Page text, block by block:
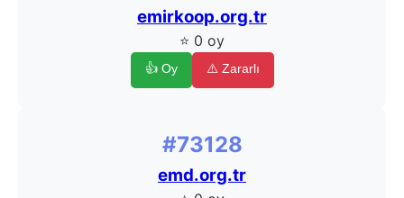
emirkoop.org.tr
⭐ 0 oy
👍 Oy ⚠️ Zararlı
#73128
emd.org.tr